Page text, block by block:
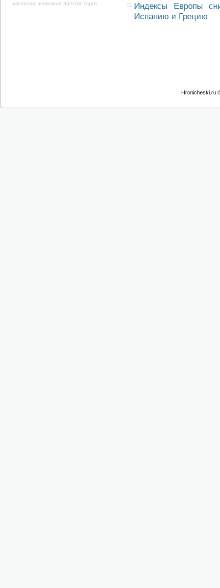
вакансии экономия валюта торги
Индексы Европы
Испанию и Грецию
Hronicheski.ru